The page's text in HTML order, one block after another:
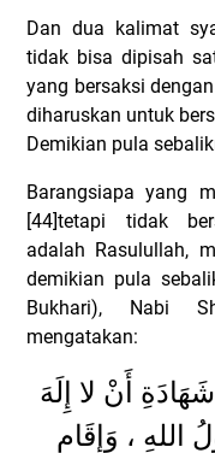
Dan dua kalimat
tidak bisa dipisah
yang bersaksi
diharuskan untuk
Demikian pula
Barangsiapa yang
[44]tetapi tidak
adalah Rasulullah,
demikian pula
Bukhari), Nabi
mengatakan:
أَنْ لا إِلَهَ
اللهِ ، وَإِقَامِ